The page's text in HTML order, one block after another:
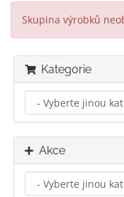
Skupina výrobků
Kategorie
Akce